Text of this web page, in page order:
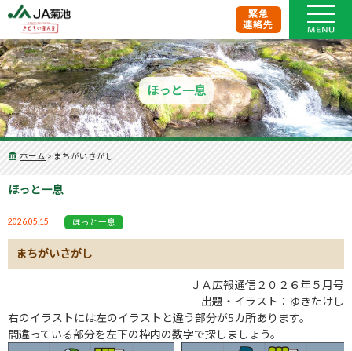
緊急
連絡先
ほっと一息
ホーム > まちがいさがし
ほっと一息
2026.05.15 ほっと一息
まちがいさがし
ＪＡ広報通信２０２６年５月号
出題・イラスト：ゆきたけし
右のイラストには左のイラストと違う部分が5カ所あります。
間違っている部分を左下の枠内の数字で探しましょう。